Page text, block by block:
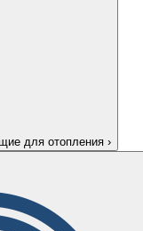
для отопления ›